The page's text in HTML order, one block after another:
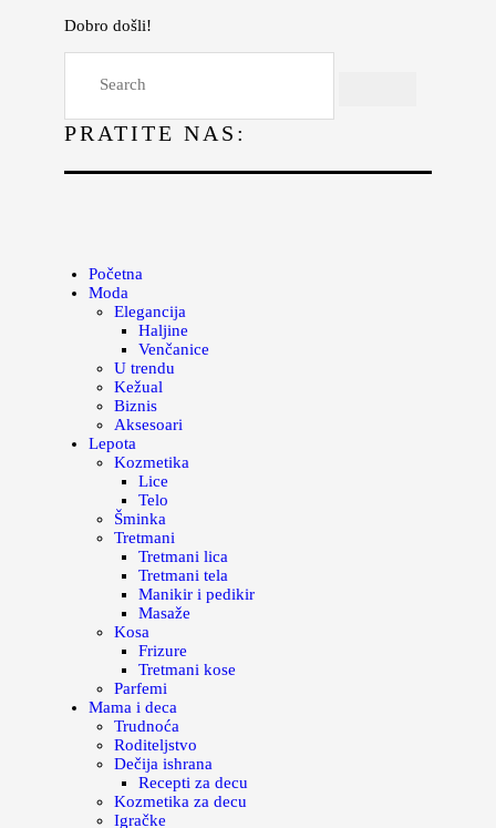
Dobro došli!
PRATITE NAS:
Početna
Moda
Elegancija
Haljine
Venčanice
U trendu
Kežual
Biznis
Aksesoari
Lepota
Kozmetika
Lice
Telo
Šminka
Tretmani
Tretmani lica
Tretmani tela
Manikir i pedikir
Masaže
Kosa
Frizure
Tretmani kose
Parfemi
Mama i deca
Trudnoća
Roditeljstvo
Dečija ishrana
Recepti za decu
Kozmetika za decu
Igračke
Lepota
Kuhinja
Magazin